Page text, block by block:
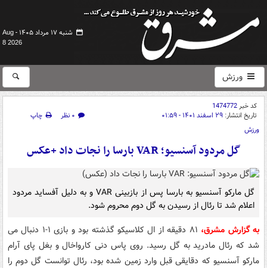
شنبه ۱۷ مرداد ۱۴۰۵ -
Aug
8 2026
ورزش
کد خبر1474772
تاریخ انتشار: ۲۹ اسفند ۱۴۰۱ - ۰۱:۵۹ ۰ نظر
چاپ
ورزش
گل مردود آسنسیو؛ VAR بارسا را نجات داد +عکس
گل مارکو آسنسیو به بارسا پس از بازبینی VAR و به دلیل آفساید مردود
اعلام شد تا رئال از رسیدن به گل دوم محروم شود.
به گزارش مشرق،
۸۱ دقیقه از ال کلاسیکو گذشته بود و بازی ۱-۱ دنبال می
شد که رئال مادرید به گل رسید. روی پاس دنی کارواخال و بغل پای آرام
مارکو آسنسیو که دقایقی قبل وارد زمین شده بود، رئال توانست گل دوم را